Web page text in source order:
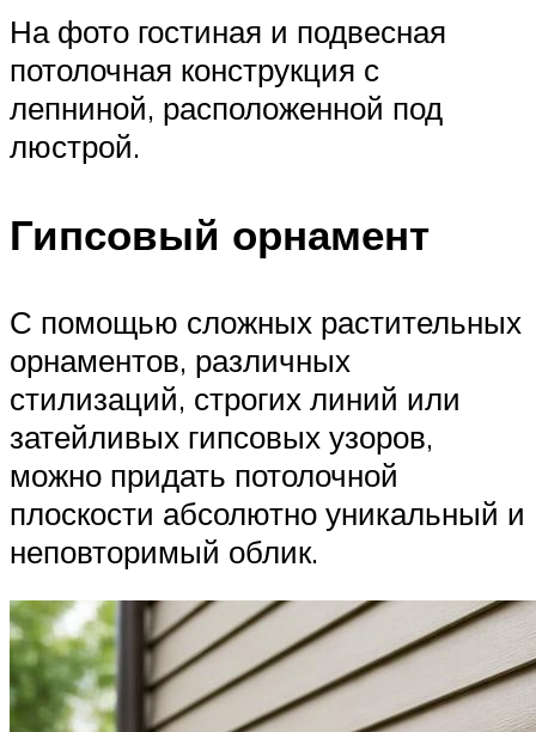
На фото гостиная и подвесная
потолочная конструкция с
лепниной, расположенной под
люстрой.
Гипсовый орнамент
С помощью сложных растительных
орнаментов, различных
стилизаций, строгих линий или
затейливых гипсовых узоров,
можно придать потолочной
плоскости абсолютно уникальный и
неповторимый облик.